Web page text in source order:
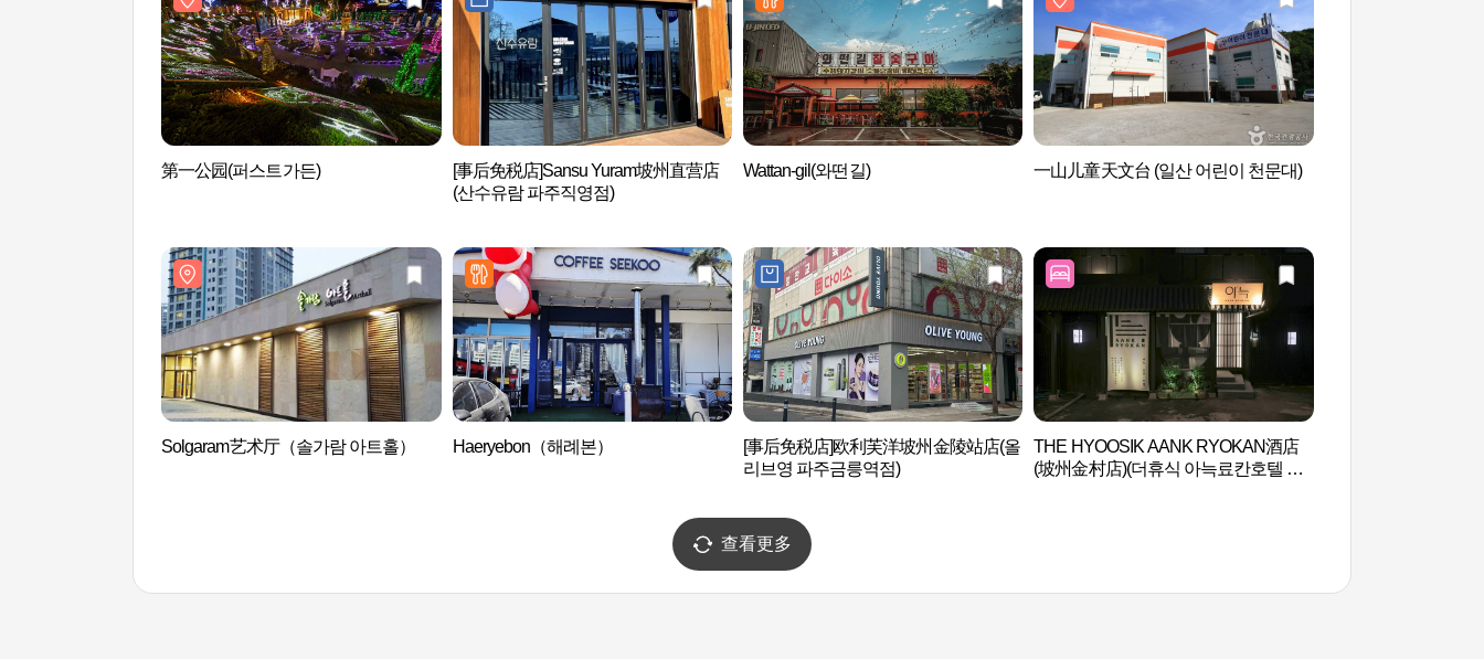
第一公园(퍼스트가든)
[事后免税店]Sansu Yuram坡州直营店
(산수유람 파주직영점)
Wattan-gil(와떤길) 一山儿童天文台 (일산 어린이 천문대)
Solgaram艺术厅（솔가람 아트홀） Haeryebon（해례본）
[事后免税店]欧利芙洋坡州金陵站店(올
리브영 파주금릉역점)
THE HYOOSIK AANK RYOKAN酒店
(坡州金村店)(더휴식 아늑료칸호텔 파
查看更多